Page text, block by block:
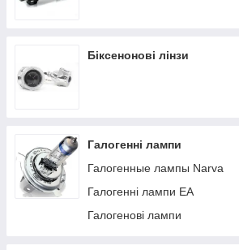
автолюбителів.Біксенонові лінзи
Галогенні лампи
Галогенные лампы Narva
Галогенні лампи EA
Галогенові лампи